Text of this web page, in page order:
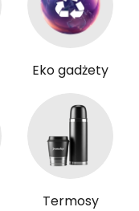
Eko gadżety
Termosy